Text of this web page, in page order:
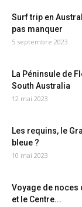
Surf trip en
pas manquer
5 septembre 2023
La Péninsule de
South Australia
12 mai 2023
Les requins, le
bleue ?
10 mai 2023
Voyage de noces
et le Centre...